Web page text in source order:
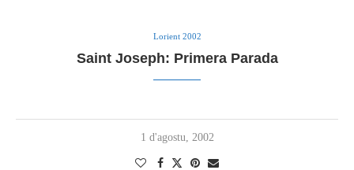
Lorient 2002
Saint Joseph: Primera Parada
1 d'agostu, 2002